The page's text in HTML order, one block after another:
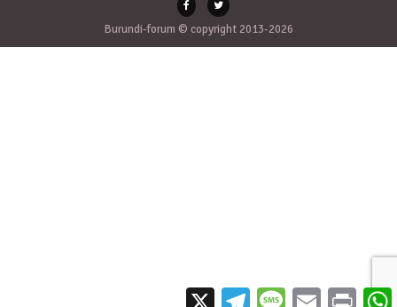
Burundi-forum © copyright 2013-2026
X TelegramMessageEmail Print